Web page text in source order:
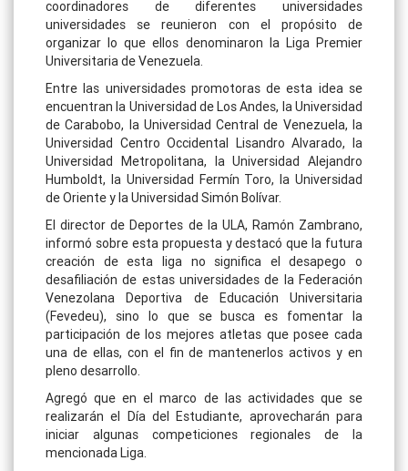
coordinadores de diferentes universidades
universidades se reunieron con el propósito de
organizar lo que ellos denominaron la Liga Premier
Universitaria de Venezuela.
Entre las universidades promotoras de esta idea se
encuentran la Universidad de Los Andes, la Universidad
de Carabobo, la Universidad Central de Venezuela, la
Universidad Centro Occidental Lisandro Alvarado, la
Universidad Metropolitana, la Universidad Alejandro
Humboldt, la Universidad Fermín Toro, la Universidad
de Oriente y la Universidad Simón Bolívar.
El director de Deportes de la ULA, Ramón Zambrano,
informó sobre esta propuesta y destacó que la futura
creación de esta liga no significa el desapego o
desafiliación de estas universidades de la Federación
Venezolana Deportiva de Educación Universitaria
(Fevedeu), sino lo que se busca es fomentar la
participación de los mejores atletas que posee cada
una de ellas, con el fin de mantenerlos activos y en
pleno desarrollo.
Agregó que en el marco de las actividades que se
realizarán el Día del Estudiante, aprovecharán para
iniciar algunas competiciones regionales de la
mencionada Liga.